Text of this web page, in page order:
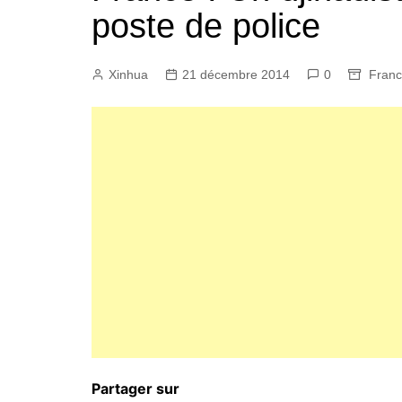
poste de police
Xinhua 21 décembre 2014 0
Partager sur